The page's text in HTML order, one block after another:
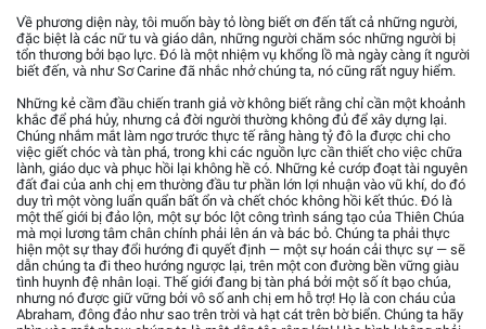
Về phương diện này, tôi muốn bày tỏ lòng biết ơn đến tất cả những người,
đặc biệt là các nữ tu và giáo dân, những người chăm sóc những người bị
tổn thương bởi bạo lực. Đó là một nhiệm vụ khổng lồ mà ngày càng ít người
biết đến, và như Sơ Carine đã nhắc nhở chúng ta, nó cũng rất nguy hiểm.
Những kẻ cầm đầu chiến tranh giả vờ không biết rằng chỉ cần một khoảnh
khắc để phá hủy, nhưng cả đời người thường không đủ để xây dựng lại.
Chúng nhắm mắt làm ngơ trước thực tế rằng hàng tỷ đô la được chi cho
việc giết chóc và tàn phá, trong khi các nguồn lực cần thiết cho việc chữa
lành, giáo dục và phục hồi lại không hề có. Những kẻ cướp đoạt tài nguyên
đất đai của anh chị em thường đầu tư phần lớn lợi nhuận vào vũ khí, do đó
duy trì một vòng luẩn quẩn bất ổn và chết chóc không hồi kết thúc. Đó là
một thế giới bị đảo lộn, một sự bóc lột công trình sáng tạo của Thiên Chúa
mà mọi lương tâm chân chính phải lên án và bác bỏ. Chúng ta phải thực
hiện một sự thay đổi hướng đi quyết định — một sự hoán cải thực sự — sẽ
dẫn chúng ta đi theo hướng ngược lại, trên một con đường bền vững giàu
tình huynh đệ nhân loại. Thế giới đang bị tàn phá bởi một số ít bạo chúa,
nhưng nó được giữ vững bởi vô số anh chị em hỗ trợ! Họ là con cháu của
Abraham, đông đảo như sao trên trời và hạt cát trên bờ biển. Chúng ta hãy